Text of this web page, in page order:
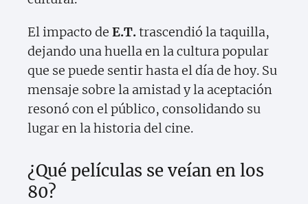
El impacto de E.T.trascendió la taquilla,
dejando una huella en la cultura popular
que se puede sentir hasta el día de hoy. Su
mensaje sobre la amistad y la aceptación
resonó con el público, consolidando su
lugar en la historia del cine.
¿Qué películas se veían en los
80?